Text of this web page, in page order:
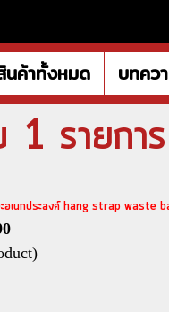
นค้าทั้งหมด บทคว
1 รายกา
อเนกประสงค์ hang strap waste